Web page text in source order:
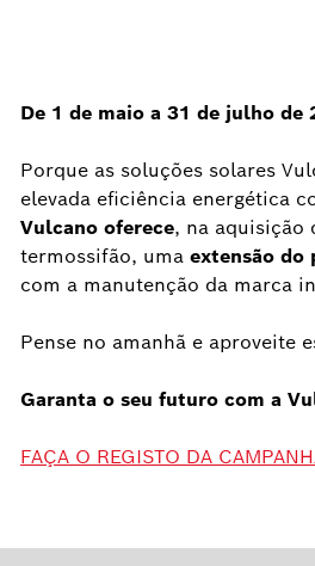
De 1 de maio a 31 de julho
Porque as soluções solares
elevada eficiência energética
Vulcano oferece, na aquisição
termossifão, uma extensão do
com a manutenção da marca
Pense no amanhã e aproveite
Garanta o seu futuro com a
FAÇA O REGISTO DA